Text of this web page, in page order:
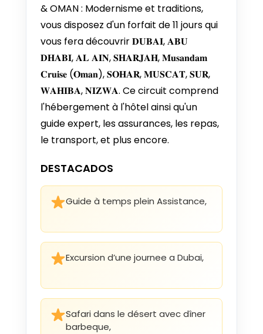
7 NOV - 17 NOV 2027
Desde €1.794
21 NOV - 1 DIC 2027
Desde €1.794
Desde €1.794
12 DIC - 22 DIC 2027
& OMAN : Modernisme et traditions,
vous disposez d'un forfait de 11 jours qui
vous fera découvrir 𝐃𝐔𝐁𝐀𝐈, 𝐀𝐁𝐔
𝐃𝐇𝐀𝐁𝐈, 𝐀𝐋 𝐀𝐈𝐍, 𝐒𝐇𝐀𝐑𝐉𝐀𝐇, 𝐌𝐮𝐬𝐚𝐧𝐝𝐚𝐦
𝐂𝐫𝐮𝐢𝐬𝐞 (𝐎𝐦𝐚𝐧), 𝐒𝐎𝐇𝐀𝐑, 𝐌𝐔𝐒𝐂𝐀𝐓, 𝐒𝐔𝐑,
𝐖𝐀𝐇𝐈𝐁𝐀, 𝐍𝐈𝐙𝐖𝐀. Ce circuit comprend
l'hébergement à l'hôtel ainsi qu'un
guide expert, les assurances, les repas,
le transport, et plus encore.
DESTACADOS
Guide à temps plein Assistance,
Excursion d’une journee a Dubai,
Safari dans le désert avec dîner
barbeque,